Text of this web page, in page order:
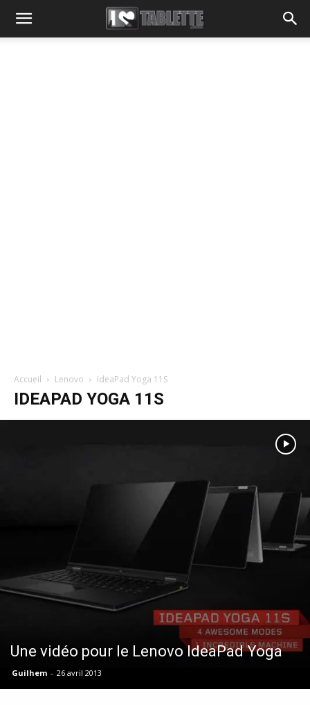
Accueil Lenovo IdeaPad Yoga 11S
IDEAPAD YOGA 11S
Une vidéo pour le Lenovo IdeaPad Yoga
Guilhem - 26 avril 2013